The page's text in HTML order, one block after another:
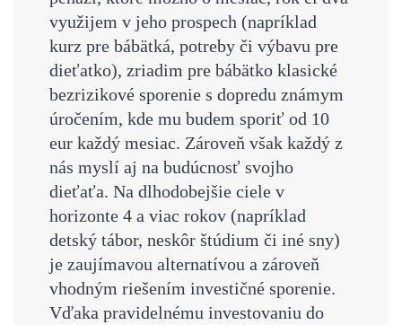
využijem v jeho prospech (napríklad
kurz pre bábätká, potreby či výbavu pre
dieťatko), zriadim pre bábätko klasické
bezrizikové sporenie s dopredu známym
úročením, kde mu budem sporiť od 10
eur každý mesiac. Zároveň však každý z
nás myslí aj na budúcnosť svojho
dieťaťa. Na dlhodobejšie ciele v
horizonte 4 a viac rokov (napríklad
detský tábor, neskôr štúdium či iné sny)
je zaujímavou alternatívou a zároveň
vhodným riešením investičné sporenie.
Vďaka pravidelnému investovaniu do